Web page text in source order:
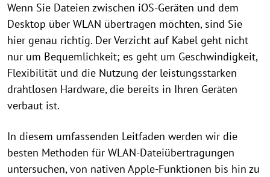
Wenn Sie Dateien zwischen iOS-Geräten und dem
Desktop über WLAN übertragen möchten, sind Sie
hier genau richtig. Der Verzicht auf Kabel geht nicht
nur um Bequemlichkeit; es geht um Geschwindigkeit,
Flexibilität und die Nutzung der leistungsstarken
drahtlosen Hardware, die bereits in Ihren Geräten
verbaut ist.
In diesem umfassenden Leitfaden werden wir die
besten Methoden für WLAN-Dateiübertragungen
untersuchen, von nativen Apple-Funktionen bis hin zu